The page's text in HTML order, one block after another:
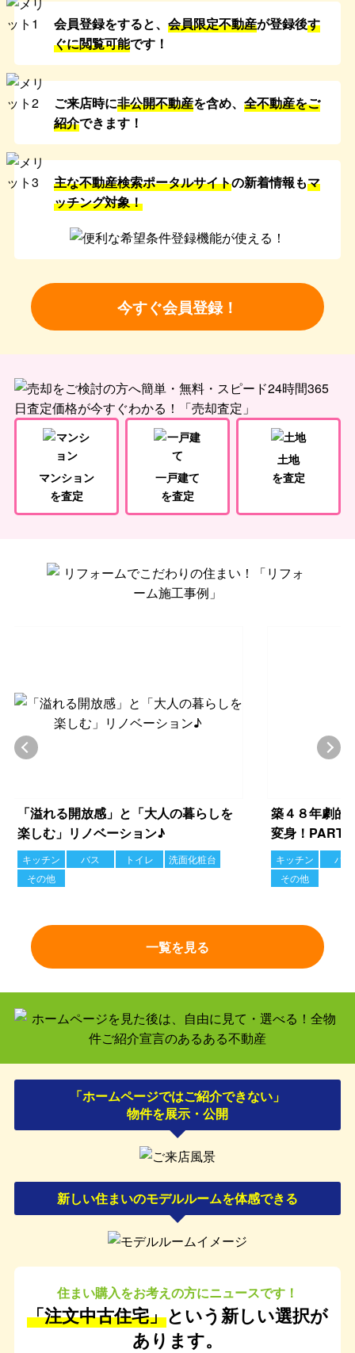
会員登録をすると、 会員限定不動産が登録後す
ぐに閲覧可能です！
ご来店時に非公開不動産を含め、 全不動産をご
紹介できます！
主な不動産検索ポータルサイトの新着情報もマ
ッチング対象！
今すぐ会員登録！
マンション
を査定
一戸建て
を査定
土地
を査定
「溢れる開放感」と「大人の暮らしを
楽しむ」リノベーション♪
キッチン バス トイレ
洗面化粧台
その他
築４８年劇的
変身！PART
キッチン
バス
その他
一覧を見る
「ホームページではご紹介できない」
物件を展示・公開
新しい住まいのモデルルームを体感できる
住まい購入をお考えの方にニュースです！
「注文中古住宅」という新しい選択が
あります。